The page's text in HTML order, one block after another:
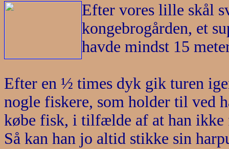
Efter vores lille skål
kongebrogården, et
havde mindst 15
Efter en ½ times dyk gik turen
nogle fiskere, som holder til ved
købe fisk, i tilfælde af at han ikke
Så kan han jo altid stikke sin